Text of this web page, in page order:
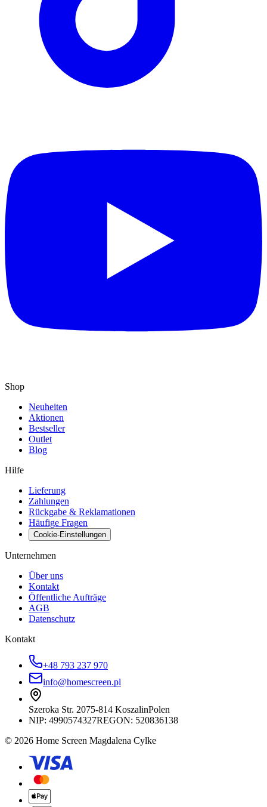
Shop
Neuheiten
Aktionen
Bestseller
Outlet
Blog
Hilfe
Lieferung
Zahlungen
Rückgabe & Reklamationen
Häufige Fragen
Cookie-Einstellungen
Unternehmen
Über uns
Kontakt
Öffentliche Aufträge
AGB
Datenschutz
Kontakt
+48 793 237 970
info@homescreen.pl
Szeroka Str. 2075-814 KoszalinPolen
NIP: 4990574327REGON: 520836138
© 2026 Home Screen Magdalena Cylke